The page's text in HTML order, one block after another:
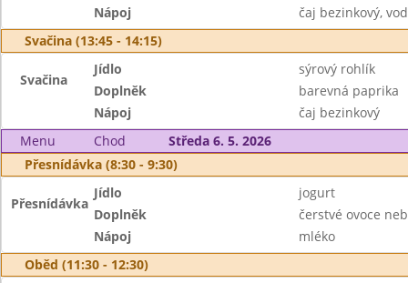
Nápoj
čaj bezinkový,
Svačina (13:45 - 14:15)
Svačina
Jídlo
sýrový rohlík
Doplněk
barevná paprika
Nápoj
čaj bezinkový
Menu
Chod
Středa 6. 5. 2026
Přesnídávka (8:30 - 9:30)
Přesnídávka
Jídlo
jogurt
Doplněk
čerstvé ovoce
Nápoj
mléko
Oběd (11:30 - 12:30)